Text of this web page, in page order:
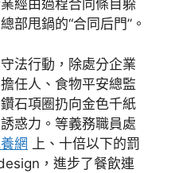
經由過程合同條目躲
部甩鍋的“合同后門”。
法行動，除處分企業
任人、食物平安總監
石項圈扔向金色千紙
惑力。等義務職員處
網
上、十倍以下的罰
，進步了餐飲連